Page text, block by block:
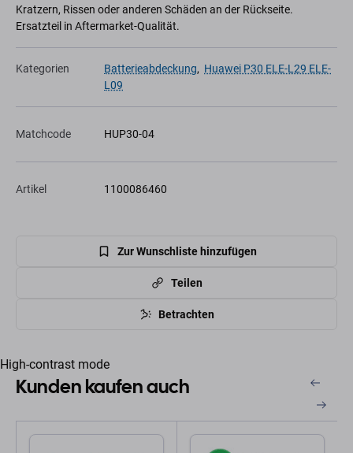
Kratzern, Rissen oder anderen Schäden an der Rückseite.
Ersatzteil in Aftermarket-Qualität.
Kategorien Batterieabdeckung, Huawei P30 ELE-L29 ELE-
L09
Matchcode HUP30-04
Artikel 1100086460
Zur Wunschliste hinzufügen
Teilen
Betrachten
High-contrast mode
Kunden kaufen auch